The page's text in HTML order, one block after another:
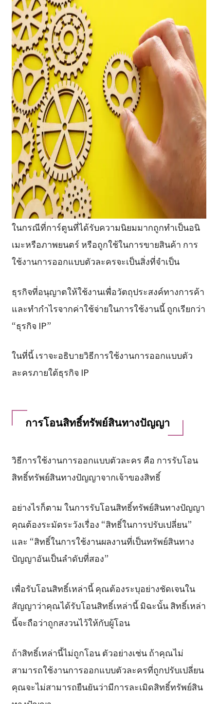
ในกรณีที่การ์ตูนที่ได้รับความนิยมมากถูกทำเป็นอนิ
เมะหรือภาพยนตร์ หรือถูกใช้ในการขายสินค้า การ
ใช้งานการออกแบบตัวละครจะเป็นสิ่งที่จำเป็น
ธุรกิจที่อนุญาตให้ใช้งานเพื่อวัตถุประสงค์ทางการค้า
และทำกำไรจากค่าใช้จ่ายในการใช้งานนี้ ถูกเรียกว่า
“ธุรกิจ IP”
ในที่นี้ เราจะอธิบายวิธีการใช้งานการออกแบบตัว
ละครภายใต้ธุรกิจ IP
การโอนสิทธิ์ทรัพย์สินทางปัญญา
วิธีการใช้งานการออกแบบตัวละคร คือ การรับโอน
สิทธิ์ทรัพย์สินทางปัญญาจากเจ้าของสิทธิ์
อย่างไรก็ตาม ในการรับโอนสิทธิ์ทรัพย์สินทางปัญญา
คุณต้องระมัดระวังเรื่อง “สิทธิ์ในการปรับเปลี่ยน”
และ “สิทธิ์ในการใช้งานผลงานที่เป็นทรัพย์สินทาง
ปัญญาอันเป็นลำดับที่สอง”
เพื่อรับโอนสิทธิ์เหล่านี้ คุณต้องระบุอย่างชัดเจนใน
สัญญาว่าคุณได้รับโอนสิทธิ์เหล่านี้ มิฉะนั้น สิทธิ์เหล่า
นี้จะถือว่าถูกสงวนไว้ให้กับผู้โอน
ถ้าสิทธิ์เหล่านี้ไม่ถูกโอน ตัวอย่างเช่น ถ้าคุณไม่
สามารถใช้งานการออกแบบตัวละครที่ถูกปรับเปลี่ยน
คุณจะไม่สามารถยืนยันว่ามีการละเมิดสิทธิ์ทรัพย์สิน